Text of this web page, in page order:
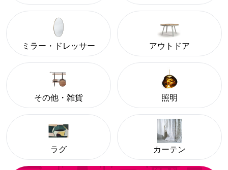
ミラー・ドレッサー アウトドア
その他・雑貨 照明
ラグ カーテン